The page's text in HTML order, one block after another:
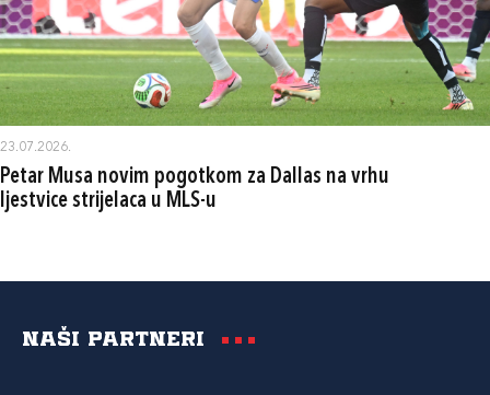
23.07.2026.
Petar Musa novim pogotkom za Dallas na vrhu
ljestvice strijelaca u MLS-u
Naši partneri